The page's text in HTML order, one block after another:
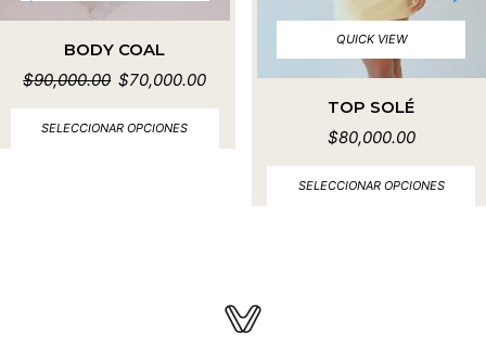
BODY COAL
$90,000.00 $70,000.00
SELECCIONAR OPCIONES
QUICK VIEW
TOP SOLÉ
$80,000.00
SELECCIONAR OPCIONES